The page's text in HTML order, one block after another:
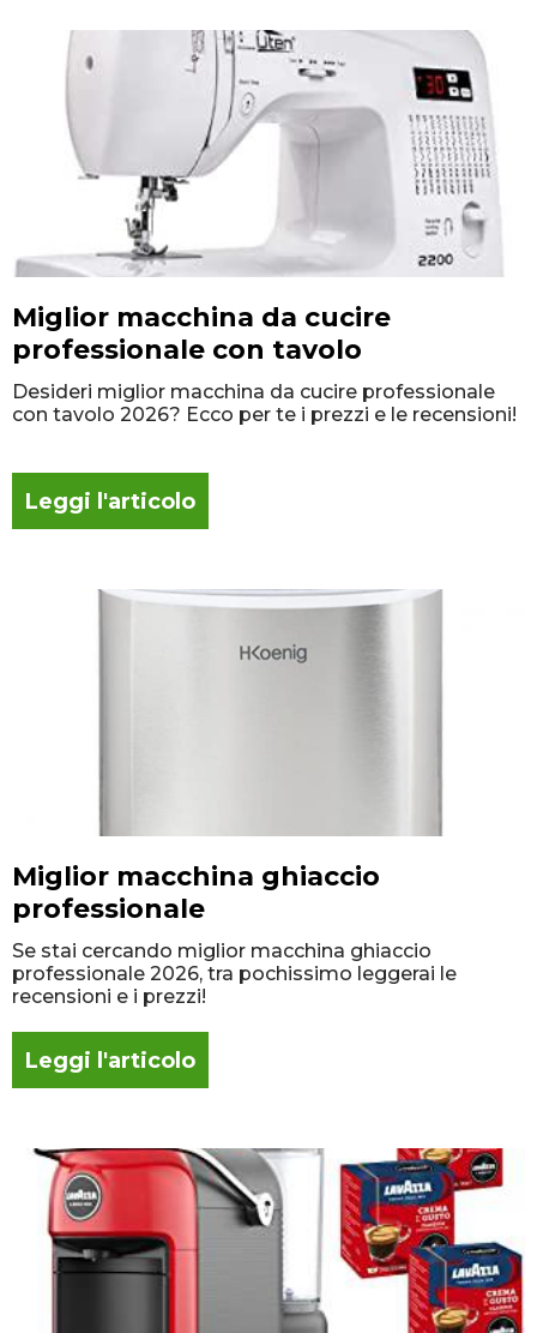
Miglior macchina da cucire
professionale con tavolo
Desideri miglior macchina da cucire professionale
con tavolo 2026? Ecco per te i prezzi e le recensioni!
Leggi l'articolo
Miglior macchina ghiaccio
professionale
Se stai cercando miglior macchina ghiaccio
professionale 2026, tra pochissimo leggerai le
recensioni e i prezzi!
Leggi l'articolo